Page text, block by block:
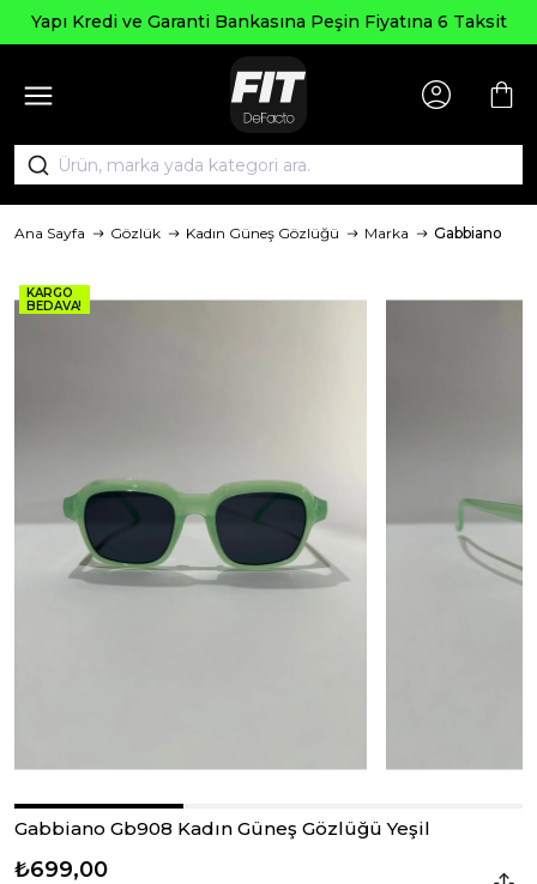
Yapı Kredi ve Garanti Bankasına Peşin Fiyatına 6 Taksit
Ana Sayfa Gözlük Kadın Güneş Gözlüğü Marka Gabbiano
KARGO
BEDAVA!
Gabbiano Gb908 Kadın Güneş Gözlüğü Yeşil
₺699,00